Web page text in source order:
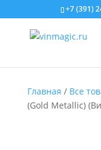
+7 (391)
Главная / Все
(Gold Metallic)